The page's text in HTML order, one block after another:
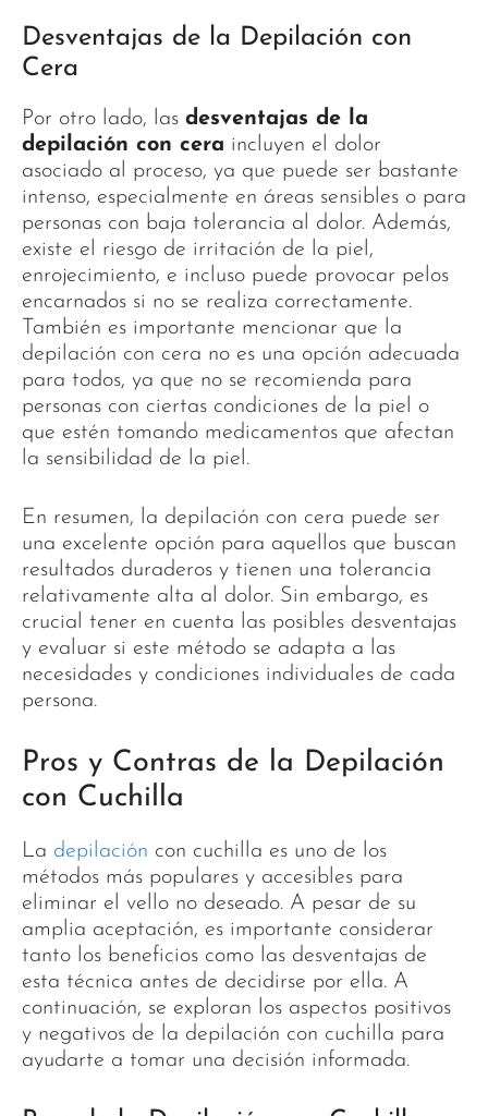
Desventajas de la Depilación con
Cera
Por otro lado, las desventajas de la
depilación con cera incluyen el dolor
asociado al proceso, ya que puede ser bastante
intenso, especialmente en áreas sensibles o para
personas con baja tolerancia al dolor. Además,
existe el riesgo de irritación de la piel,
enrojecimiento, e incluso puede provocar pelos
encarnados si no se realiza correctamente.
También es importante mencionar que la
depilación con cera no es una opción adecuada
para todos, ya que no se recomienda para
personas con ciertas condiciones de la piel o
que estén tomando medicamentos que afectan
la sensibilidad de la piel.
En resumen, la depilación con cera puede ser
una excelente opción para aquellos que buscan
resultados duraderos y tienen una tolerancia
relativamente alta al dolor. Sin embargo, es
crucial tener en cuenta las posibles desventajas
y evaluar si este método se adapta a las
necesidades y condiciones individuales de cada
persona.
Pros y Contras de la Depilación
con Cuchilla
La depilación con cuchilla es uno de los
métodos más populares y accesibles para
eliminar el vello no deseado. A pesar de su
amplia aceptación, es importante considerar
tanto los beneficios como las desventajas de
esta técnica antes de decidirse por ella. A
continuación, se exploran los aspectos positivos
y negativos de la depilación con cuchilla para
ayudarte a tomar una decisión informada.